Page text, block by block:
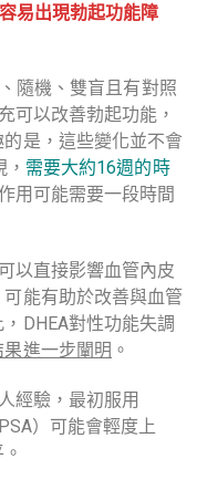
易出現勃起功能障
隨機、雙盲且有對照
可以改善勃起功能，
是，這些變化並不會
需要大約16週的時
用可能需要一段時間
以直接影響血管內皮
能有助於改善與血管
DHEA對性功能失調
進一步闡明 。
經驗，最初服用
）可能會輕度上